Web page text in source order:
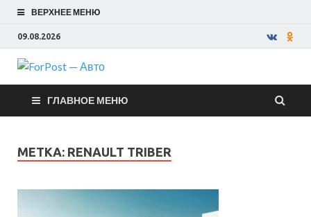
ВЕРХНЕЕ МЕНЮ
09.08.2026
ForPost —
Авто
ГЛАВНОЕ МЕНЮ
МЕТКА: RENAULT TRIBER